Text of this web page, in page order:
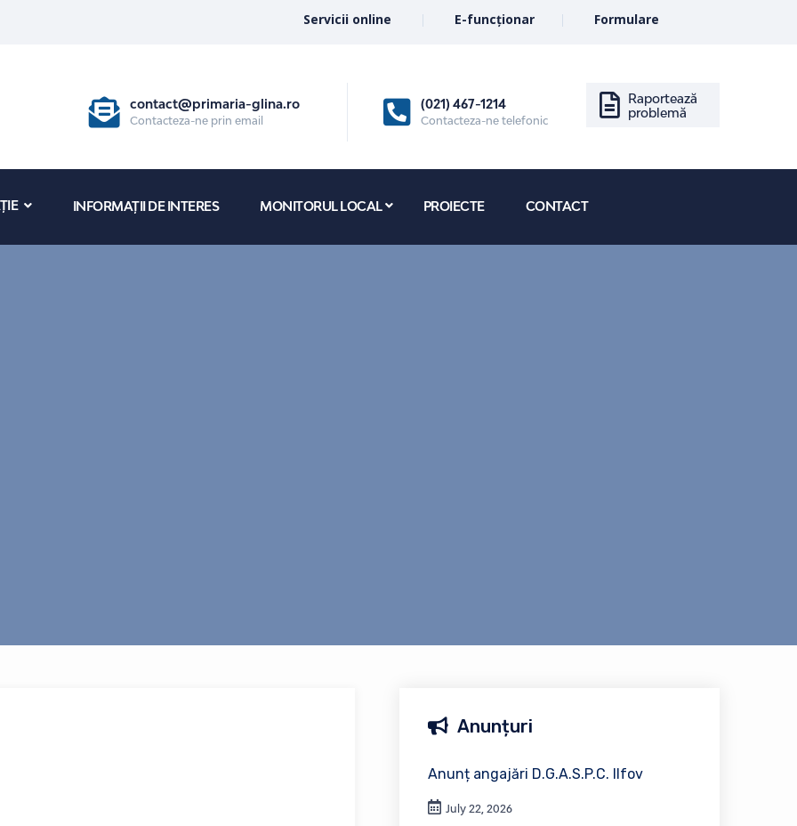
Servicii online E-funcționar Formulare
contact@primaria-glina.ro
Contacteza-ne prin email
(021) 467-1214
Contacteza-ne telefonic
Raportează
problemă
INFORMAȚII DE INTERES MONITORUL LOCAL PROIECTE CONTACT
Anunțuri
Anunț angajări D.G.A.S.P.C. Ilfov
July 22, 2026